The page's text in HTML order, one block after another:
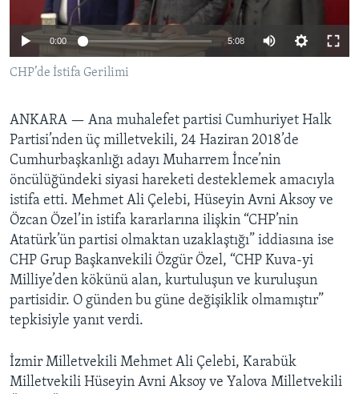
HAYATTAN
SANAT
BIZI TAKIP EDIN
0:00 5:08
CHP’de İstifa Gerilimi
ANKARA — Ana muhalefet partisi Cumhuriyet Halk
Partisi’nden üç milletvekili, 24 Haziran 2018’de
Cumhurbaşkanlığı adayı Muharrem İnce’nin
öncülüğündeki siyasi hareketi desteklemek amacıyla
istifa etti. Mehmet Ali Çelebi, Hüseyin Avni Aksoy ve
Özcan Özel’in istifa kararlarına ilişkin “CHP’nin
Atatürk’ün partisi olmaktan uzaklaştığı” iddiasına ise
CHP Grup Başkanvekili Özgür Özel, “CHP Kuva-yi
Milliye’den kökünü alan, kurtuluşun ve kuruluşun
partisidir. O günden bu güne değişiklik olmamıştır”
tepkisiyle yanıt verdi.
İzmir Milletvekili Mehmet Ali Çelebi, Karabük
Milletvekili Hüseyin Avni Aksoy ve Yalova Milletvekili